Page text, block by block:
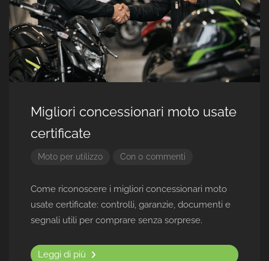
Migliori concessionari moto usate
certificate
Moto per utilizzo Con 0 commenti
Come riconoscere i migliori concessionari moto
usate certificate: controlli, garanzie, documenti e
segnali utili per comprare senza sorprese.
Leggi di più